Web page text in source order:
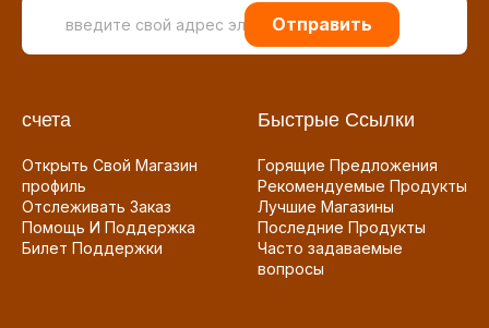
Отправить
счета
Открыть Свой Магазин
профиль
Отслеживать Заказ
Помощь И Поддержка
Билет Поддержки
Быстрые Ссылки
Горящие Предложения
Рекомендуемые Продукты
Лучшие Магазины
Последние Продукты
Часто задаваемые
вопросы